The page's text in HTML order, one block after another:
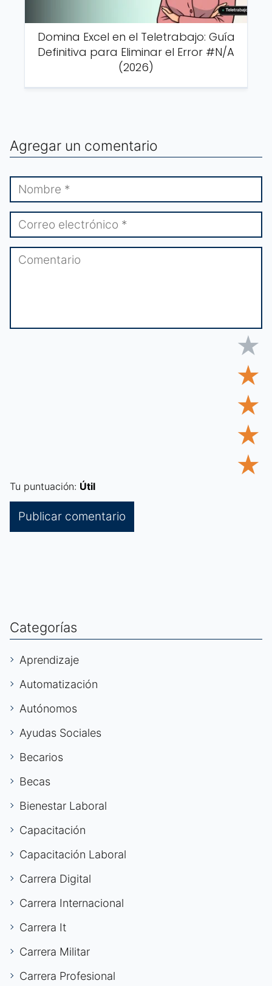
Domina Excel en el Teletrabajo: Guía
Definitiva para Eliminar el Error #N/A
(2026)
Agregar un comentario
★
★
★
★
★
Tu puntuación: Útil
Categorías
Aprendizaje
Automatización
Autónomos
Ayudas Sociales
Becarios
Becas
Bienestar Laboral
Capacitación
Capacitación Laboral
Carrera Digital
Carrera Internacional
Carrera It
Carrera Militar
Carrera Profesional